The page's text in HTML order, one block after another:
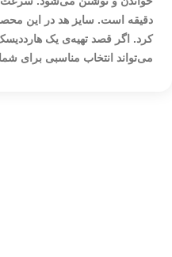
می‌تواند انتخاب مناسبی برای